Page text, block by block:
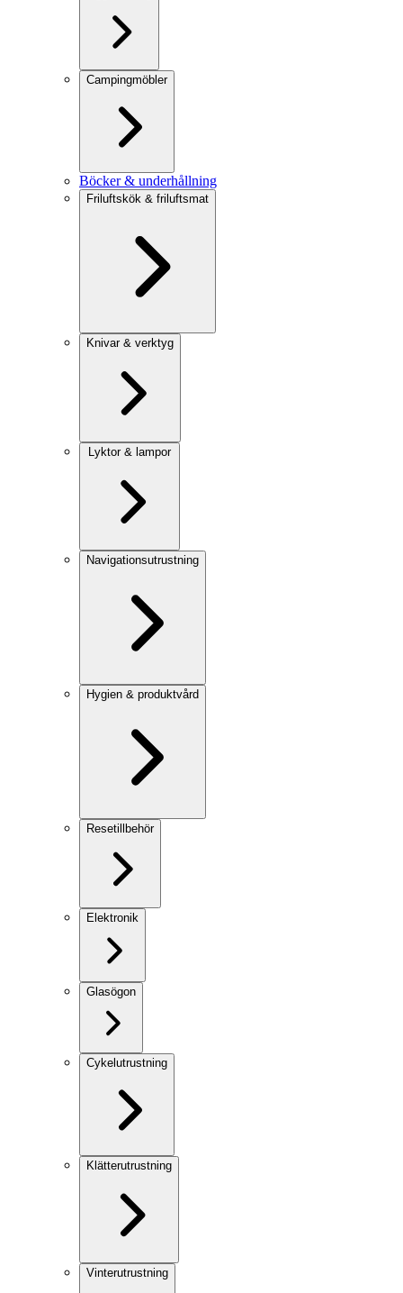
Campingmöbler
Böcker & underhållning
Friluftskök & friluftsmat
Knivar & verktyg
Lyktor & lampor
Navigationsutrustning
Hygien & produktvård
Resetillbehör
Elektronik
Glasögon
Cykelutrustning
Klätterutrustning
Vinterutrustning